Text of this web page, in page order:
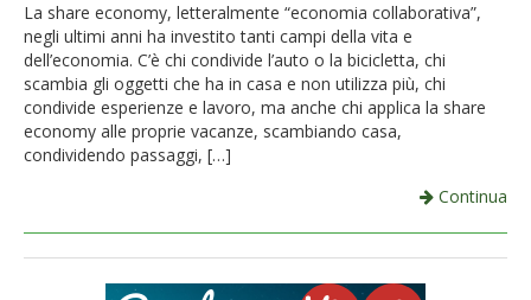
La share economy, letteralmente “economia collaborativa”,
negli ultimi anni ha investito tanti campi della vita e
dell’economia. C’è chi condivide l’auto o la bicicletta, chi
scambia gli oggetti che ha in casa e non utilizza più, chi
condivide esperienze e lavoro, ma anche chi applica la share
economy alle proprie vacanze, scambiando casa,
condividendo passaggi, […]
Continua